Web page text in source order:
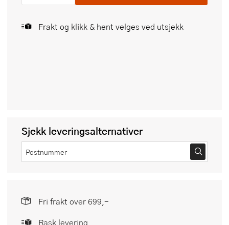
Frakt og klikk & hent velges ved utsjekk
Sjekk leveringsalternativer
Fri frakt over 699,-
Rask levering